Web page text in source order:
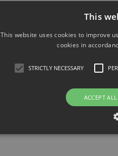
This
This website uses cookies to improve
cookies in
STRICTLY NECESSARY
ACCEPT ALL